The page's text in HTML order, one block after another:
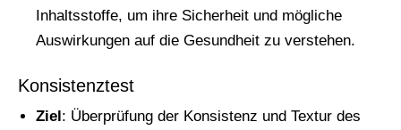
Inhaltsstoffe, um ihre Sicherheit und mögliche
Auswirkungen auf die Gesundheit zu verstehen.
Konsistenztest
Ziel: Überprüfung der Konsistenz und Textur des